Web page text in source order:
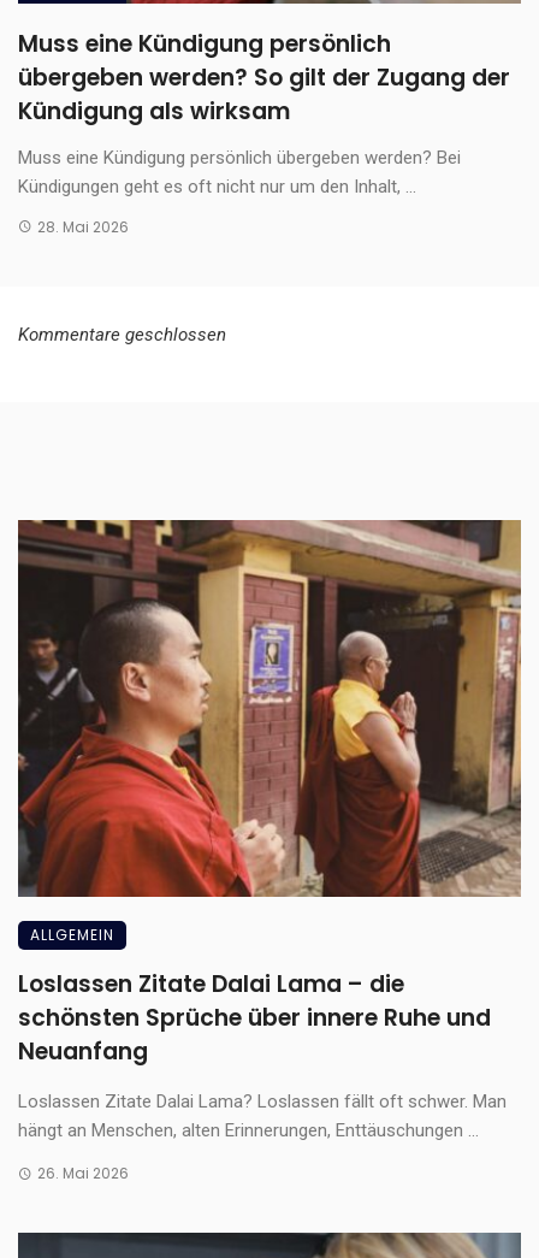
Muss eine Kündigung persönlich
übergeben werden? So gilt der Zugang der
Kündigung als wirksam
Muss eine Kündigung persönlich übergeben werden? Bei
Kündigungen geht es oft nicht nur um den Inhalt, ...
28. Mai 2026
Kommentare geschlossen
ALLGEMEIN
Loslassen Zitate Dalai Lama – die
schönsten Sprüche über innere Ruhe und
Neuanfang
Loslassen Zitate Dalai Lama? Loslassen fällt oft schwer. Man
hängt an Menschen, alten Erinnerungen, Enttäuschungen ...
26. Mai 2026